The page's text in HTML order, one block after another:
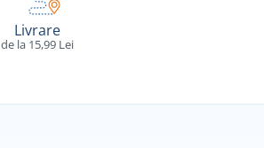
Livrare
de la 15,99 Lei